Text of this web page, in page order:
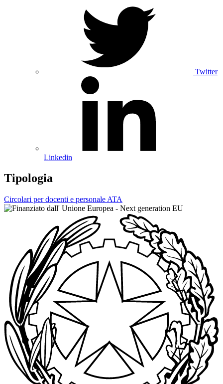
Twitter
Linkedin
Tipologia
Circolari per docenti e personale ATA